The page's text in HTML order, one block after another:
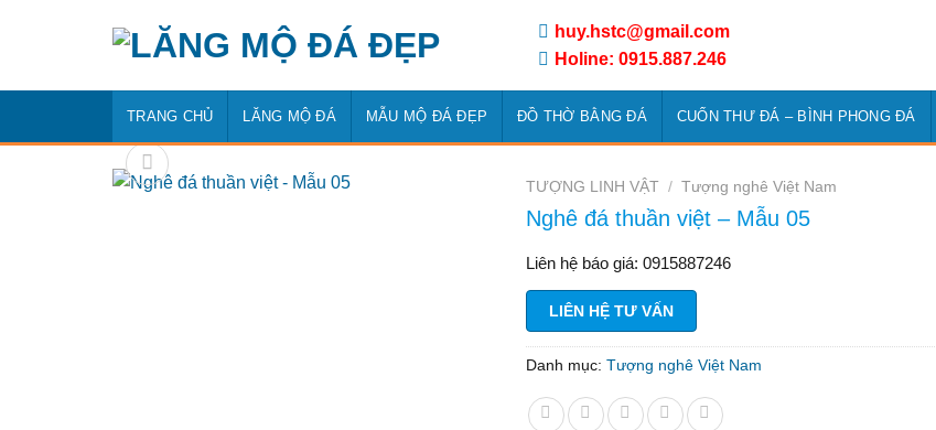
dung
huy.hstc@gmail.com
Holine: 0915.887.246
TRANG CHỦ LĂNG MỘ ĐÁ MẪU MỘ ĐÁ ĐẸP ĐỒ THỜ BẰNG ĐÁ CUỐN THƯ ĐÁ – BÌNH PHONG ĐÁ
TƯỢNG LINH VẬT / Tượng nghê Việt Nam
Nghê đá thuần việt – Mẫu 05
Liên hệ báo giá: 0915887246
LIÊN HỆ TƯ VẤN
Danh mục: Tượng nghê Việt Nam